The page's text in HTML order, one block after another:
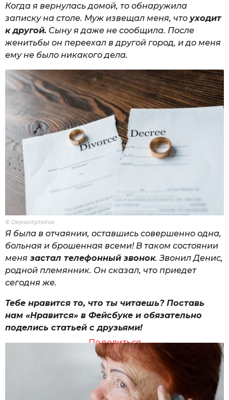
Когда я вернулась домой, то обнаружила
записку на столе. Муж извещал меня, что уходит
к другой. Сыну я даже не сообщила. После
женитьбы он переехал в другой город, и до меня
ему не было никакого дела.
© Depositphotos
Я была в отчаянии, оставшись совершенно одна,
больная и брошенная всеми! В таком состоянии
меня застал телефонный звонок. Звонил Денис,
родной племянник. Он сказал, что приедет
сегодня же.
Тебе нравится то, что ты читаешь? Поставь
нам «Нравится» в Фейсбуке и обязательно
поделись статьей с друзьями!
Поделиться